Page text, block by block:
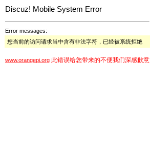
Discuz! Mobile System Error
Error messages:
您当前的访问请求当中含有非法字符，已经被系统拒绝
www.orangepi.org 此错误给您带来的不便我们深感歉意